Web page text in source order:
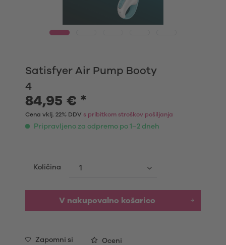
Satisfyer Air Pump Booty
4
84,95 € *
Cena vklj. 22% DDV s pribitkom stroškov pošiljanja
Pripravljeno za odpremo po 1–2 dneh
Količina
V nakupovalno košarico
Zapomni si Oceni